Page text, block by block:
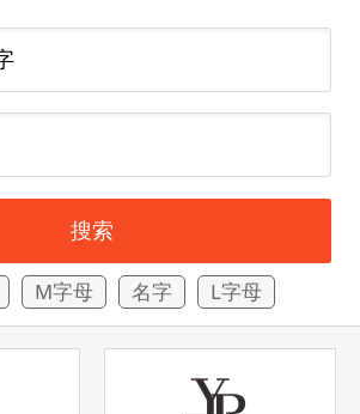
搜索
M字母 名字 L字母